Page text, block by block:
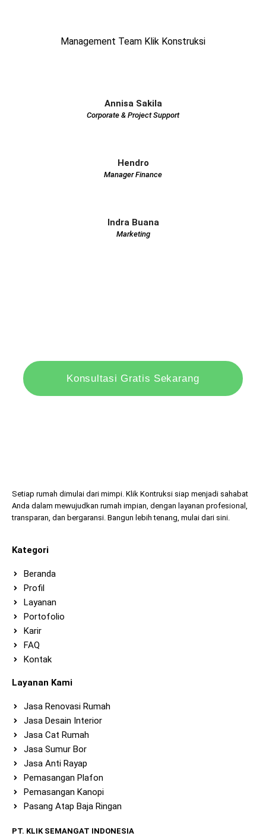
Management Team Klik Konstruksi
Annisa Sakila
Corporate & Project Support
Hendro
Manager Finance
Indra Buana
Marketing
Konsultasi Gratis Sekarang
Setiap rumah dimulai dari mimpi. Klik Kontruksi siap menjadi sahabat
Anda dalam mewujudkan rumah impian, dengan layanan profesional,
transparan, dan bergaransi. Bangun lebih tenang, mulai dari sini.
Kategori
Beranda
Profil
Layanan
Portofolio
Karir
FAQ
Kontak
Layanan Kami
Jasa Renovasi Rumah
Jasa Desain Interior
Jasa Cat Rumah
Jasa Sumur Bor
Jasa Anti Rayap
Pemasangan Plafon
Pemasangan Kanopi
Pasang Atap Baja Ringan
PT. KLIK SEMANGAT INDONESIA